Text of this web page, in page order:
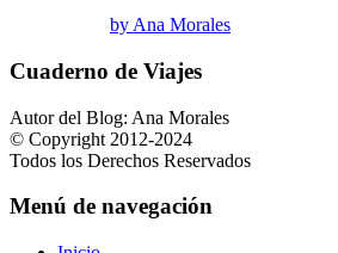
by Ana Morales
Cuaderno de Viajes
Autor del Blog: Ana Morales
© Copyright 2012-2024
Todos los Derechos Reservados
Menú de navegación